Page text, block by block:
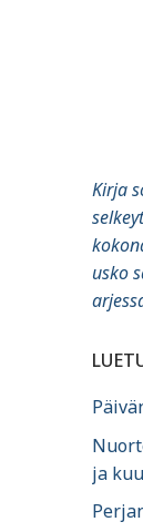
Kirja
usko
ja